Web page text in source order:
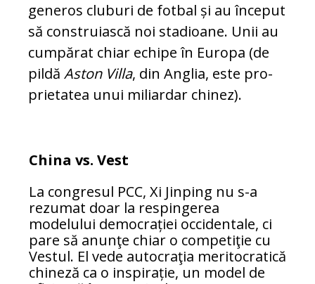
generos cluburi de fotbal și au început
să construiască noi stadioane. Unii au
cum­părat chiar echipe în Europa (de
pil­dă Aston Villa, din Anglia, este pro­
prie­ta­tea unui miliardar chinez).
China vs. Vest
La congresul PCC, Xi Jinping nu s-a
rezumat doar la respingerea
modelului democrației oc­cidentale, ci
pare să anunţe chiar o competiţie cu
Vestul. El vede autocraţia meritocratică
chineză ca o inspirație, un model de